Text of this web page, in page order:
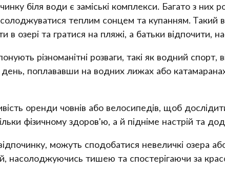
біля води є заміські комплекси. Багато з них
теплим сонцем та купанням. Такий
в озері та гратися на пляжі, а батьки
різноманітні розваги, такі як водний спорт,
поплававши на водних лижах або
оренди човнів або велосипедів, щоб
фізичному здоров'ю, а й підніме настрій та
можуть сподобатися невеличкі озера
насолоджуючись тишею та спостерігаючи за